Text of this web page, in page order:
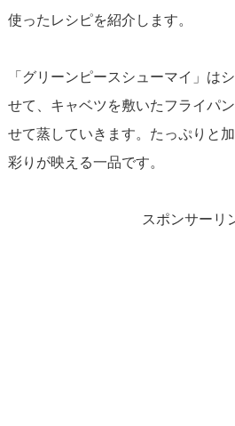
使ったレシピを紹介します。
「グリーンピースシューマイ」は
せて、キャベツを敷いたフライパ
せて蒸していきます。たっぷりと
彩りが映える一品です。
スポンサーリ